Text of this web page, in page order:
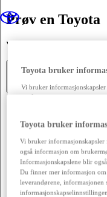
Toyota bruker
Vi bruker informasjonskapsler
også informasjon om
Informasjonskapslene blir
Du finner mer informasjon om
leverandørene,